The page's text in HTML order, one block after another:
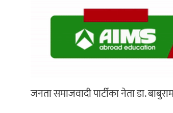
जनता समाजवादी पार्टीका नेता डा.